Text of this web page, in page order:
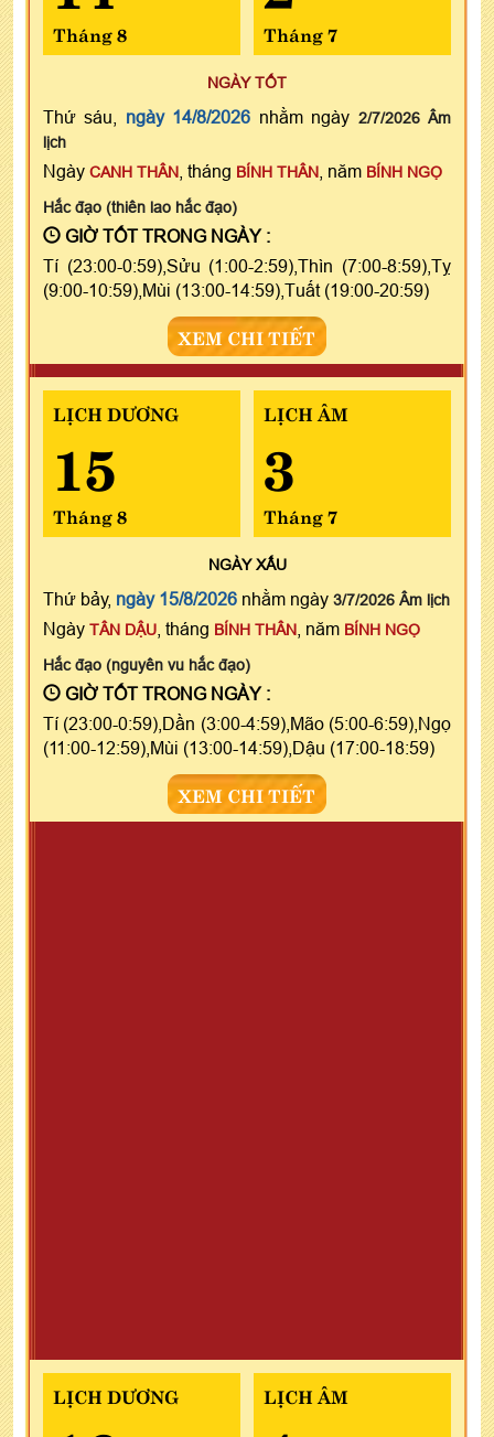
Tháng 8 Tháng 7
NGÀY TỐT
Thứ sáu, ngày 14/8/2026 nhằm ngày 2/7/2026 Âm
lịch
Ngày CANH THÂN , tháng BÍNH THÂN , năm BÍNH NGỌ
Hắc đạo (thiên lao hắc đạo)
GIỜ TỐT TRONG NGÀY :
Tí (23:00-0:59),Sửu (1:00-2:59),Thìn (7:00-8:59),Tỵ
(9:00-10:59),Mùi (13:00-14:59),Tuất (19:00-20:59)
XEM CHI TIẾT
LỊCH DƯƠNG
15
Tháng 8
LỊCH ÂM
3
Tháng 7
NGÀYXẤU
Thứ bảy, ngày 15/8/2026 nhằm ngày 3/7/2026 Âm lịch
Ngày TÂN DẬU , tháng BÍNH THÂN , năm BÍNH NGỌ
Hắc đạo (nguyên vu hắc đạo)
GIỜ TỐT TRONG NGÀY :
Tí (23:00-0:59),Dần (3:00-4:59),Mão (5:00-6:59),Ngọ
(11:00-12:59),Mùi (13:00-14:59),Dậu (17:00-18:59)
XEM CHI TIẾT
LỊCH DƯƠNG LỊCH ÂM